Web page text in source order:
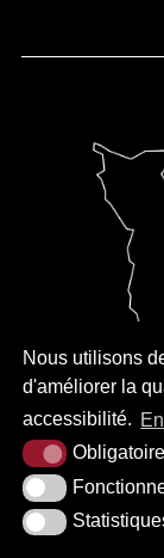
Nous utilisons
d'améliorer la
accessibilité.
PLAN DU